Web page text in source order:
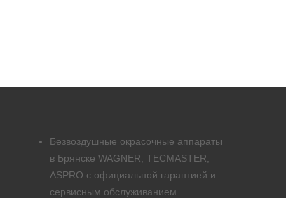
Безвоздушные окрасочные аппараты
в Брянске WAGNER, TECMASTER,
ASPRO с официальной гарантией и
сервисным обслуживанием.